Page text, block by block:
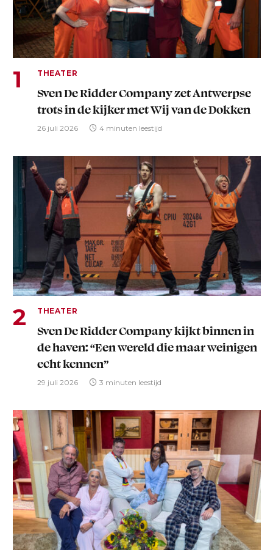
THEATER
Sven De Ridder Company zet Antwerpse
trots in de kijker met Wij van de Dokken
26 juli 2026 4 minuten leestijd
THEATER
Sven De Ridder Company kijkt binnen in
de haven: “Een wereld die maar weinigen
echt kennen”
29 juli 2026 3 minuten leestijd